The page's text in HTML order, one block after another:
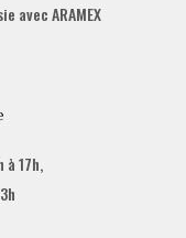
avec ARAMEX
à 17h,